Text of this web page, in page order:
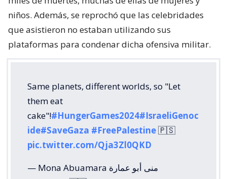
niños. Además, se reprochó que las celebridades
que asistieron no estaban utilizando sus
plataformas para condenar dicha ofensiva militar.
Same planets, different worlds, so "Let
them eat
cake"!#HungerGames2024#IsraeliGenoc
ide#SaveGaza #FreePalestine🇵🇸
pic.twitter.com/Qja3Zl0QKD
— Mona Abuamara منى أبو عمارة